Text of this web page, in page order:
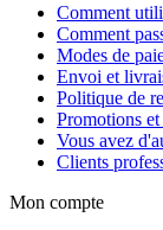
Comment
Comment
Modes de
Envoi et
Politique de
Promotions
Vous avez
Clients
Mon compte